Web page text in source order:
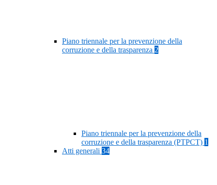
Piano triennale per la prevenzione della
corruzione e della trasparenza 2
Piano triennale per la prevenzione della
corruzione e della trasparenza (PTPCT) 1
Atti generali 34